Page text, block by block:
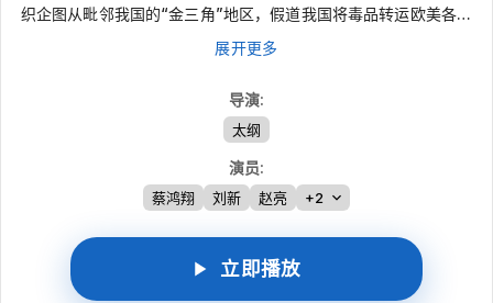
织企图从毗邻我国的“金三角”地区，假道我国将毒品转运欧美各国
的重大贩毒案。与此同时，国际贩毒老手卡洛斯在香港的豪华住宅
里，正命令手下要尽快和内地“西老板”，“南老板”联系，确保这批
系，并在当地公安机关的配合下，迅速盯上了目标。一天晚上，牟
邦烈他们在歌舞厅当场抓获正在进行毒品交易的几个歹徒。打入贩
毒集团的公安人员吕小宇(外号“大钻戒”)在歌舞厅后面的小巷里救
走了“西老板”的心腹“滇毛”。吕小宇得到国际贩毒集团又将进行一
次特大走私行动的情报后。在西南某大城市频频亮相，牟邦烈和战
在一家高级火锅店见面了，并答应马上安排他与“西老板”见面。公
安人员又一次擒获了一批进行交易的罪犯，并从罪犯口中得知另有
展开更多
导演:
太纲
演员:
蔡鸿翔 刘新 赵亮 +2
立即播放